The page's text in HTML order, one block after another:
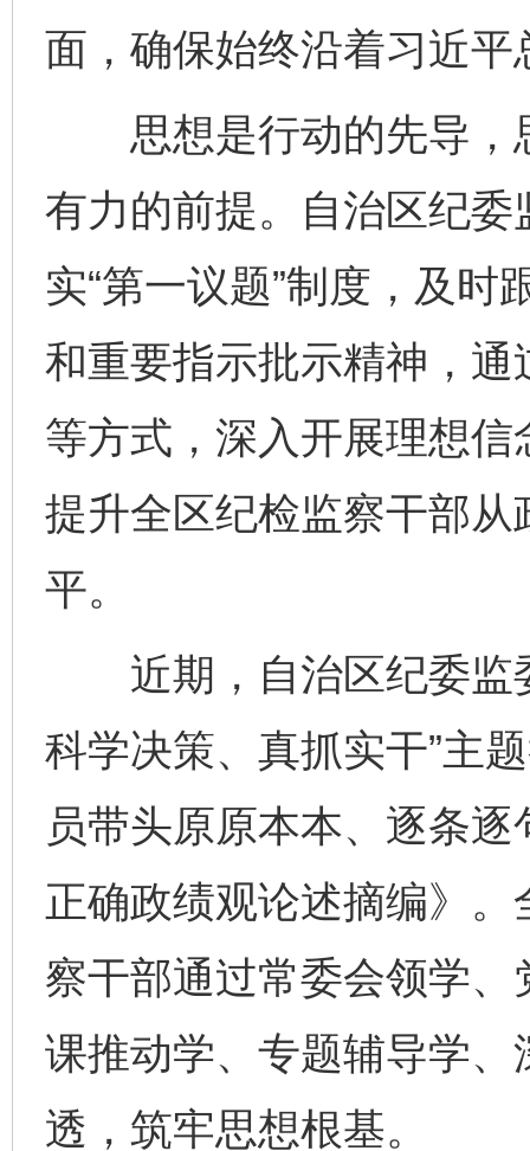
面，确保始终沿着习近
思想是行动的先导，
有力的前提。自治区纪
实“第一议题”制度，及
和重要指示批示精神，
等方式，深入开展理想
提升全区纪检监察干部
平。
近期，自治区纪委监
科学决策、真抓实干”主
员带头原原本本、逐条
正确政绩观论述摘编》
察干部通过常委会领学
课推动学、专题辅导学
透，筑牢思想根基。